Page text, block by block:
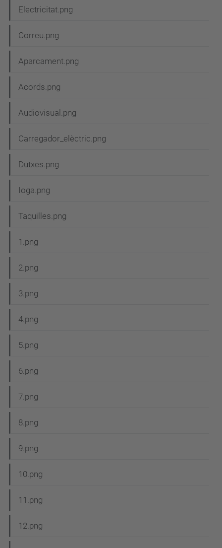
Electricitat.png
Correu.png
Aparcament.png
Acords.png
Audiovisual.png
Carregador_elèctric.png
Dutxes.png
Ioga.png
Taquilles.png
1.png
2.png
3.png
4.png
5.png
6.png
7.png
8.png
9.png
10.png
11.png
12.png